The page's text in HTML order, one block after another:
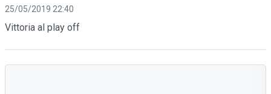
25/05/2019 22:40
Vittoria al play off